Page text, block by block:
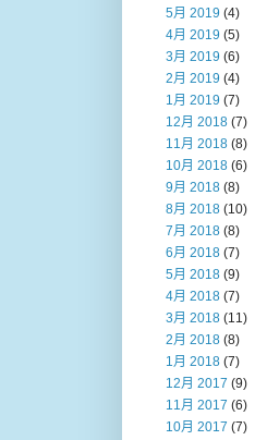
5月 2019 (4)
4月 2019 (5)
3月 2019 (6)
2月 2019 (4)
1月 2019 (7)
12月 2018 (7)
11月 2018 (8)
10月 2018 (6)
9月 2018 (8)
8月 2018 (10)
7月 2018 (8)
6月 2018 (7)
5月 2018 (9)
4月 2018 (7)
3月 2018 (11)
2月 2018 (8)
1月 2018 (7)
12月 2017 (9)
11月 2017 (6)
10月 2017 (7)